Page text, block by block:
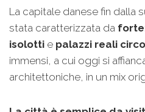
La capitale danese fin dalla
stata caratterizzata da
isolotti e palazzi reali
immensi, a cui oggi si
architettoniche, in un mix